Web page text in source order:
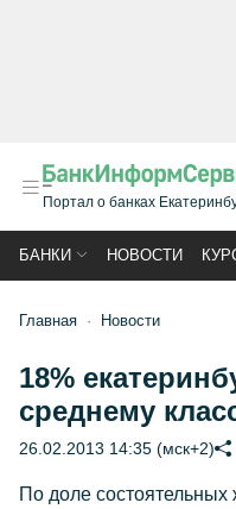
Портал о банках
БАНКИ НОВОСТИ
Главная Новости
18%
среднему
26.02.2013 14:35 (мск+2)
По доле состоятельных